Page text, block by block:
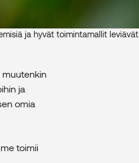
ja hyvät toimintamallit leviävät
muutenkin
ja
omia
toimii